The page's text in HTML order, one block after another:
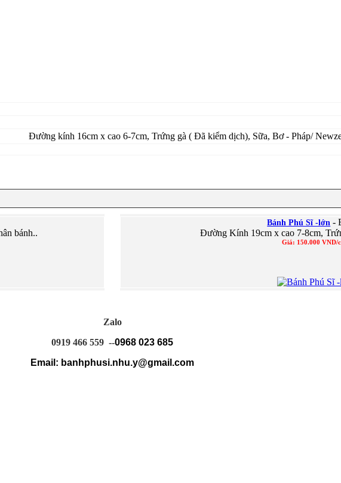
Đường kính 16cm x cao 6-7cm, Trứng gà ( Đã kiểm dịch), Sữa, Bơ - Pháp/
bánh..
Bánh Phú Sĩ -lớn -
Đường Kính 19cm x cao 7-8cm,
Giá: 150.000 VND/
Zalo
0919 466 559 --0968 023 685
Email: banhphusi.nhu.y@gmail.com